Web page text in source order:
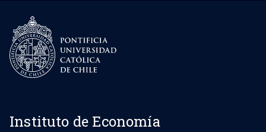
Instituto de Economía